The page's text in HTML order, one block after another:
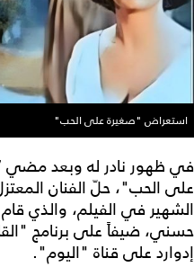
استعراض "صغيرة على الحب"
على الحب"، حلّ الفنان
الشهير في الفيلم، والذي قام
حسني، ضيفاً على برنامج
إدوارد على قناة "اليوم".